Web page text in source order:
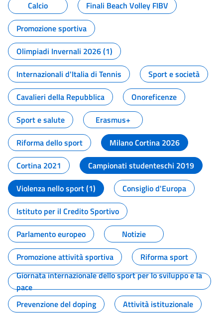
Calcio
Finali Beach Volley FIBV
Promozione sportiva
Olimpiadi Invernali 2026 (1)
Internazionali d'Italia di Tennis
Sport e società
Cavalieri della Repubblica
Onoreficenze
Sport e salute
Erasmus+
Riforma dello sport
Milano Cortina 2026
Cortina 2021
Campionati studenteschi 2019
Violenza nello sport (1)
Consiglio d'Europa
Istituto per il Credito Sportivo
Parlamento europeo
Notizie
Promozione attività sportiva
Riforma sport
Giornata internazionale dello sport per lo sviluppo e la
pace
Prevenzione del doping
Attività istituzionale